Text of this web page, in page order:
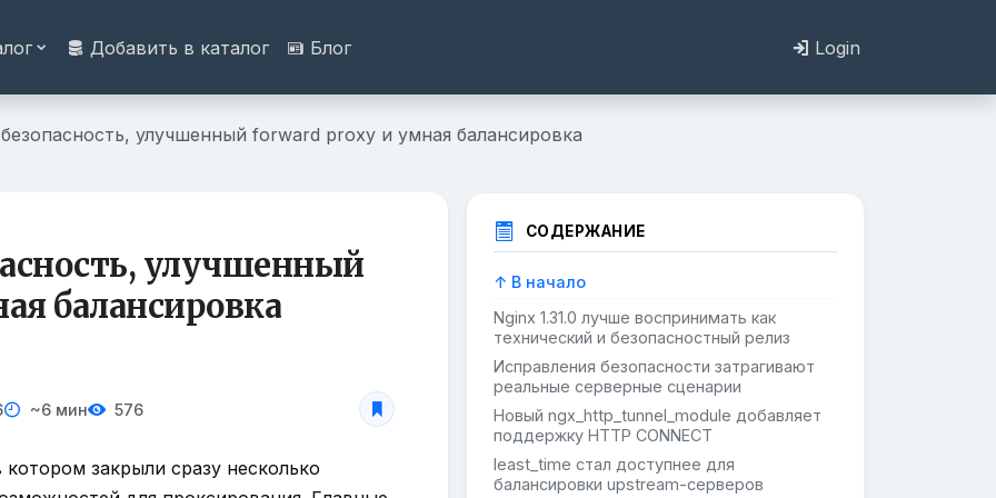
Добавить в каталог Блог Login
безопасность, улучшенный forward proxy и умная балансировка
улучшенный
балансировка
~6 мин 576
закрыли сразу несколько
СОДЕРЖАНИЕ
↑ В начало
Nginx 1.31.0 лучше воспринимать как
технический и безопасностный релиз
Исправления безопасности затрагивают
реальные серверные сценарии
Новый ngx_http_tunnel_module добавляет
поддержку HTTP CONNECT
least_time стал доступнее для
балансировки upstream-серверов